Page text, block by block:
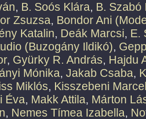
, B. Soós Klára, B. Szabó
Zsuzsa, Bondor Ani
Katalin, Deák Marcsi, E.
(Buzogány Ildikó),
, Gyürky R. András, Hajdu
Mónika, Jakab Csaba,
Miklós, Kisszebeni
Éva, Makk Attila, Márton
, Nemes Tímea Izabella,